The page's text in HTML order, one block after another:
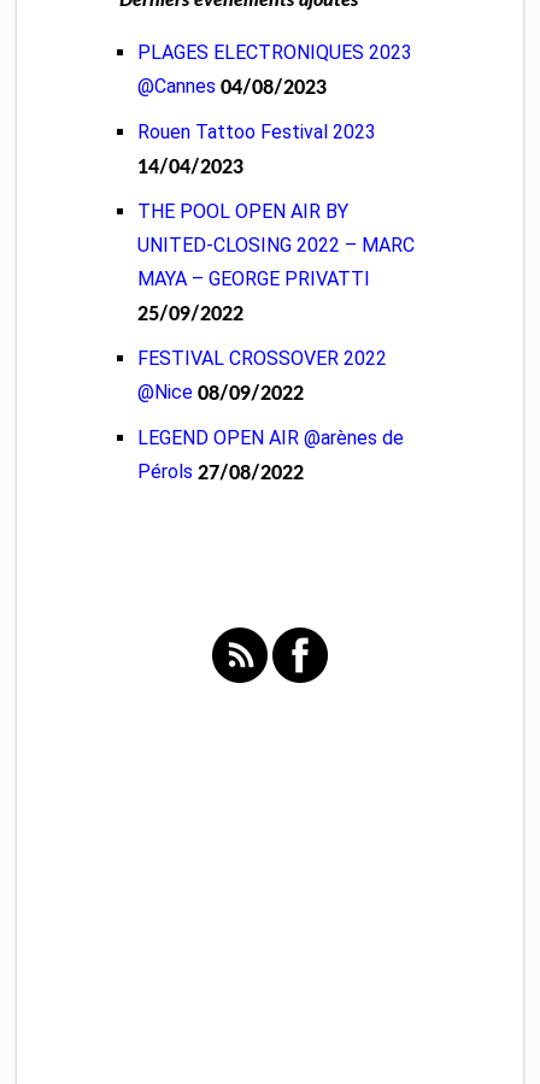
PLAGES ELECTRONIQUES 2023
@Cannes 04/08/2023
Rouen Tattoo Festival 2023
14/04/2023
THE POOL OPEN AIR BY
UNITED-CLOSING 2022 – MARC
MAYA – GEORGE PRIVATTI
25/09/2022
FESTIVAL CROSSOVER 2022
@Nice 08/09/2022
LEGEND OPEN AIR @arènes de
Pérols 27/08/2022